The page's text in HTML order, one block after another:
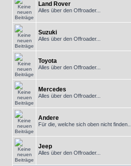
Land Rover
Alles über den Offroader...
Suzuki
Alles über den Offroader...
Toyota
Alles über den Offroader...
Mercedes
Alles über den Offroader...
Andere
Für die, welche sich oben nicht finden....
Jeep
Alles über den Offroader...